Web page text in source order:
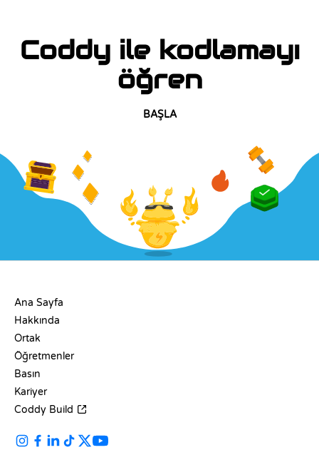
Coddy ile kodlamayı
öğren
BAŞLA
Ana Sayfa
Hakkında
Ortak
Öğretmenler
Basın
Kariyer
Coddy Build